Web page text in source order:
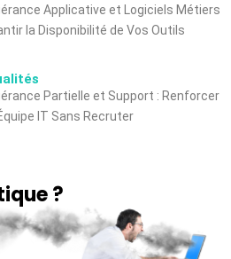
Applicative et Logiciels Métiers
la Disponibilité de Vos Outils
Partielle et Support : Renforcer
IT Sans Recruter
?